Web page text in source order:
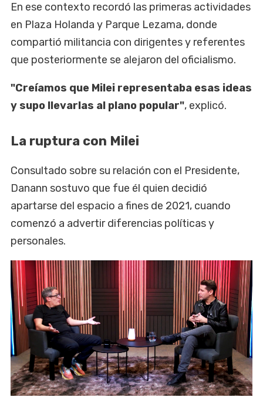
En ese contexto recordó las primeras actividades
en Plaza Holanda y Parque Lezama, donde
compartió militancia con dirigentes y referentes
que posteriormente se alejaron del oficialismo.
"Creíamos que Milei representaba esas ideas
y supo llevarlas al plano popular", explicó.
La ruptura con Milei
Consultado sobre su relación con el Presidente,
Danann sostuvo que fue él quien decidió
apartarse del espacio a fines de 2021, cuando
comenzó a advertir diferencias políticas y
personales.